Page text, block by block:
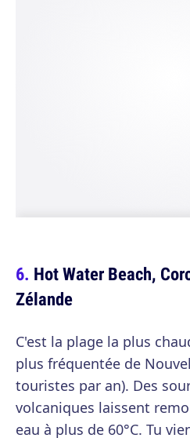
Hot Water Beach,
Zélande
C'est la plage la plus
plus fréquentée de
touristes par an). Des
volcaniques laissent
eau à plus de 60°C. Tu